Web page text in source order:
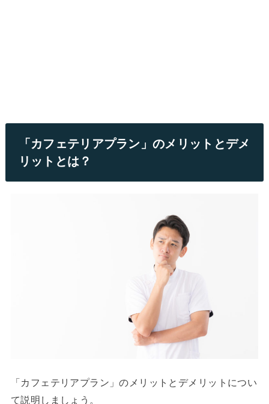
「カフェテリアプラン」のメリットとデメ
リットとは？
「カフェテリアプラン」のメリットとデメリットについ
て説明しましょう。